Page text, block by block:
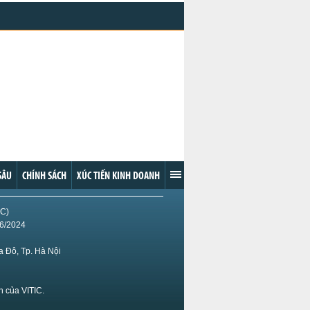
CHÍNH SÁCH XÚC TIẾN KINH DOANH
2024
Đô, Tp. Hà Nội
VITIC.